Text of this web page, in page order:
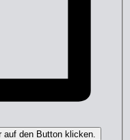
auf den Button klicken.